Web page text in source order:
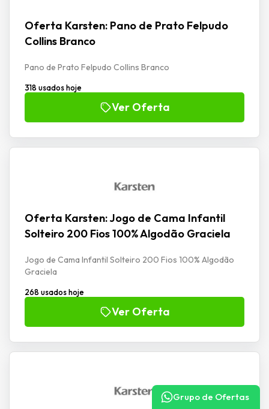
Oferta Karsten: Pano de Prato Felpudo
Collins Branco
Pano de Prato Felpudo Collins Branco
318 usados hoje
Ver Oferta
Oferta Karsten: Jogo de Cama Infantil
Solteiro 200 Fios 100% Algodão Graciela
Jogo de Cama Infantil Solteiro 200 Fios 100% Algodão
Graciela
268 usados hoje
Ver Oferta
Grupo de Ofertas